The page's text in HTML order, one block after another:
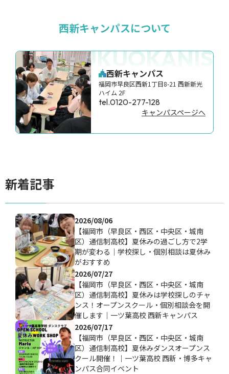
西新キャンパスについて
西新キャンパス
福岡市早良区西新1丁目8-21 西新新光
ハイム 2F
tel.0120-277-128
キャンパスページへ
新着記事
2026/08/06
【福岡市（早良区・西区・中央区・城南
区）通信制高校】夏休みの過ごし方で2学
期が変わる｜学校探し・個別相談は夏休み
がおすすめ
2026/07/27
【福岡市（早良区・西区・中央区・城南
区）通信制高校】夏休みは学校探しのチャ
ンス！オープンスクール・個別相談会を開
催します｜一ツ葉高校 西新キャンパス
2026/07/17
【福岡市（早良区・西区・中央区・城南
区）通信制高校】夏休みダンスオープンス
クール開催！｜一ツ葉高校 西新・博多キャ
ンパス合同イベント